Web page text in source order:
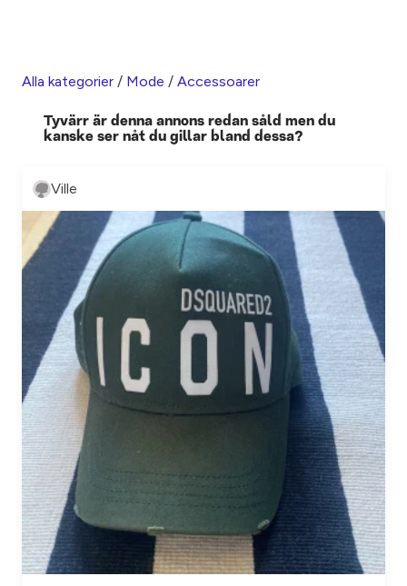
Alla kategorier / Mode / Accessoarer
Tyvärr är denna annons redan såld men du
kanske ser nåt du gillar bland dessa?
Ville